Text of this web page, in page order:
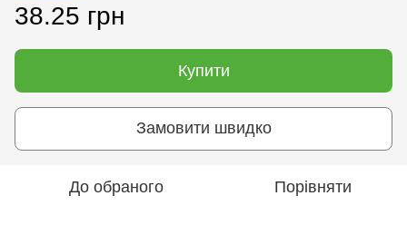
38.25 грн
Купити
Замовити швидко
До обраного Порівняти